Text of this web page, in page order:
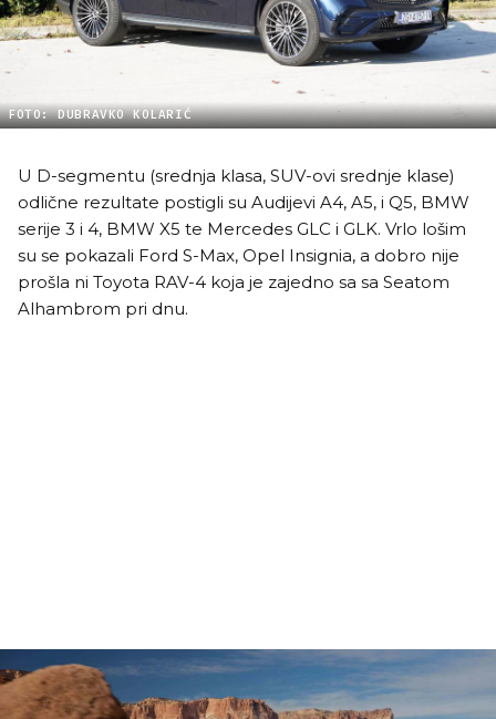
FOTO: DUBRAVKO KOLARIĆ
U D-segmentu (srednja klasa, SUV-ovi srednje klase)
odlične rezultate postigli su Audijevi A4, A5, i Q5, BMW
serije 3 i 4, BMW X5 te Mercedes GLC i GLK. Vrlo lošim
su se pokazali Ford S-Max, Opel Insignia, a dobro nije
prošla ni Toyota RAV-4 koja je zajedno sa sa Seatom
Alhambrom pri dnu.